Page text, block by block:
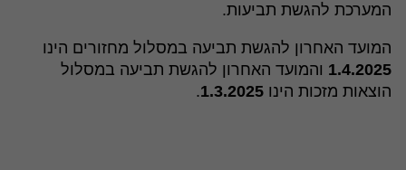
המערכת להגשת תביעות.
המועד האחרון להגשת תביעה במסלול מחזורים הינו
1.4.2025 והמועד האחרון להגשת תביעה במסלול
הוצאות מזכות הינו
.